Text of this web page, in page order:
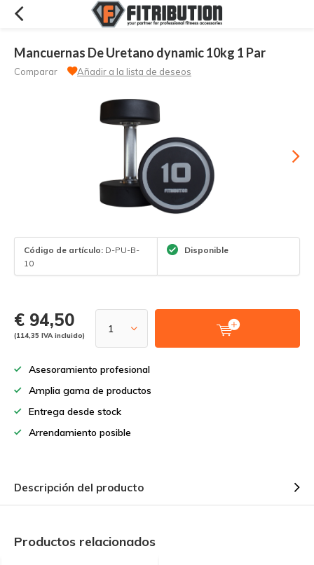
Mancuernas De Uretano dynamic 10kg 1 Par
Comparar Añadir a la lista de deseos
Código de artículo: D-PU-B-
10
Disponible
€ 94,50
(114,35 IVA incluido)
Asesoramiento profesional
Amplia gama de productos
Entrega desde stock
Arrendamiento posible
Descripción del producto
Productos relacionados